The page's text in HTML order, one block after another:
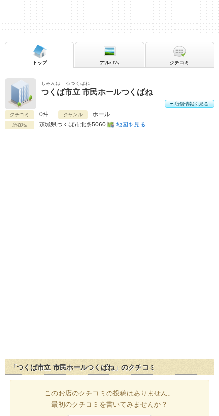
しみんほーるつくばね
つくば市立 市民ホールつくばね
クチコミ 0件 ジャンル ホール
所在地 茨城県つくば市北条5060 地図を見る
店舗情報を見る
トップ アルバム クチコミ
「つくば市立 市民ホールつくばね」のクチコミ
このお店のクチコミの投稿はありません。
最初のクチコミを書いてみませんか？